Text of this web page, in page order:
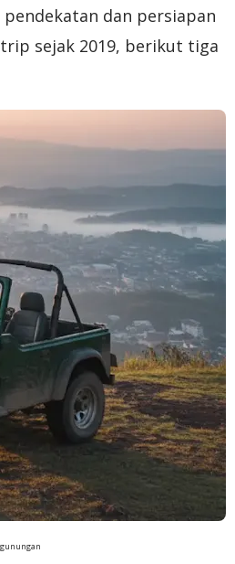
dan persiapan
sejak 2019, berikut tiga